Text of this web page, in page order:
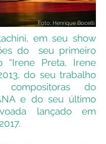
em seu show
do seu primeiro
“Irene Preta, Irene
do seu trabalho
do
e do seu último
lançado em
Foto: Henrique Bocelli